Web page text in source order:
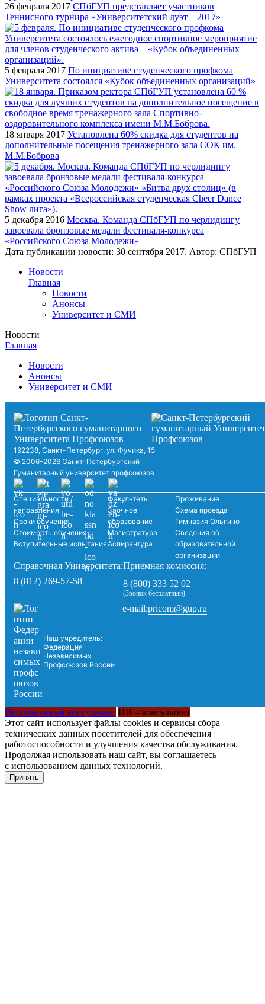
26 февраля 2017 СПбГУП представляет участников
Теннисного турнира «Университетский дуэт – 2017»
5 февраля 2017 По инициативе студенческого профкома
Университета состоялся «Кубок объединенных организаций»
18 января 2017 Установлена 60% скидка для студентов на
дополнительные посещения тренажерного зала СОК им.
М.М.Боброва
5 декабря 2016 Москва. Команда СПбГУП по черлидингу
завоевала бронзовые медали фестиваля-конкурса
«Российского Союза Молодежи»
Дата публикации новости: 30 сентября 2017. Автор: СПбГУП
Новости
Главная
Новости
Анонсы
Университет и СМИ
Новости
Главная
Новости
Анонсы
Университет и СМИ
192238, Санкт-Петербург, ул. Фучика, 15
© 2006–2026 Санкт-Петербургский
Гуманитарный университет профсоюзов
Специальности /
направления
Сроки обучения
Стоимость обучения
Вступительные испытания
Факультеты
Заочное
образование
Магистратура
Аспирантура
Проживание
Схема проезда
Гимназия Ольгино
Сведения об
образовательной
организации
Справочная Университета:
8 (812) 269-57-58
Приемная комиссия:
8 (800) 333 52 02
(Звонок бесплатный)
Наш учредитель:
Федерация
Независимых
Профсоюзов России
e-mail:pricom@gup.ru
Персональный консультант ИИ – консультант
Этот сайт использует файлы cookies и сервисы сбора
технических данных посетителей для обеспечения
работоспособности и улучшения качества обслуживания.
Продолжая использовать наш сайт, вы соглашаетесь
с использованием данных технологий.
Принять